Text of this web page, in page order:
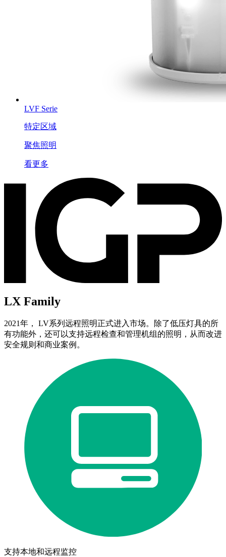
LVF Serie
特定区域
聚焦照明
看更多
LX Family
2021年， LV系列远程照明正式进入市场。除了低压灯具的所
有功能外，还可以支持远程检查和管理机组的照明，从而改进
安全规则和商业案例。
支持本地和远程监控